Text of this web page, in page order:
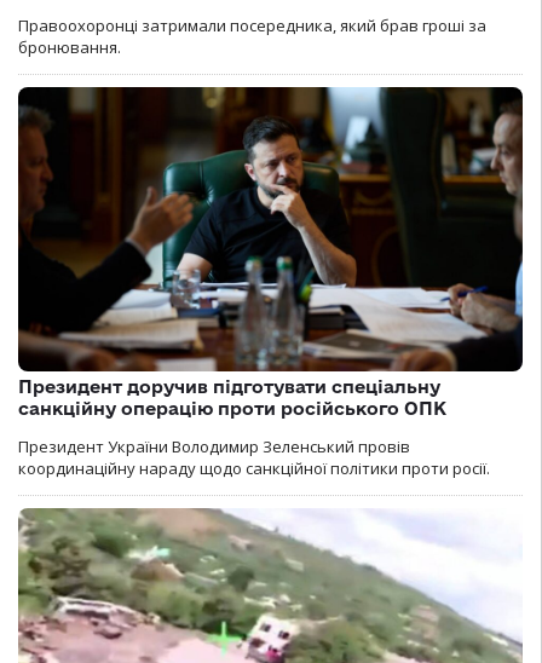
Правоохоронці затримали посередника, який брав гроші за
бронювання.
Президент доручив підготувати спеціальну
санкційну операцію проти російського ОПК
Президент України Володимир Зеленський провів
координаційну нараду щодо санкційної політики проти росії.